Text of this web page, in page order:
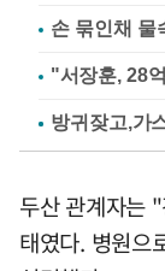
손 묶인채
"서장훈, 28
두산 관계자는
태였다. 병원으